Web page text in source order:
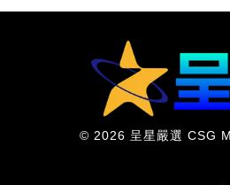
© 2026 呈星嚴選 CSG